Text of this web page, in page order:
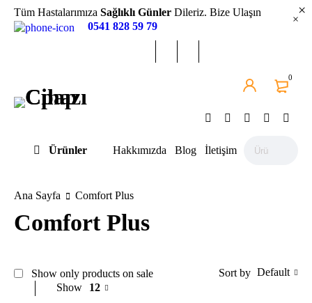
Tüm Hastalarımıza Sağlıklı Günler Dileriz. Bize Ulaşın
0541 828 59 79
0
Ürünler Hakkımızda Blog İletişim
Ana Sayfa Comfort Plus
Comfort Plus
Sort by Default
Show only products on sale
Show
12